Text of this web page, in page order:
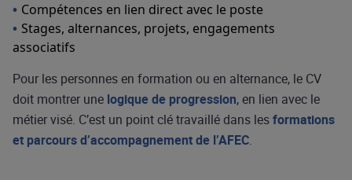
Compétences en lien direct avec le poste
Stages, alternances, projets, engagements
associatifs
Pour les personnes en formation ou en alternance, le CV
doit montrer une logique de progression, en lien avec le
métier visé. C’est un point clé travaillé dans lesformations
et parcours d’accompagnement de l’AFEC.